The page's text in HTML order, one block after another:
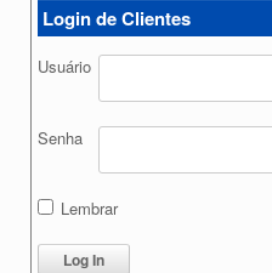
Login de Clientes
Usuário
Senha
Lembrar